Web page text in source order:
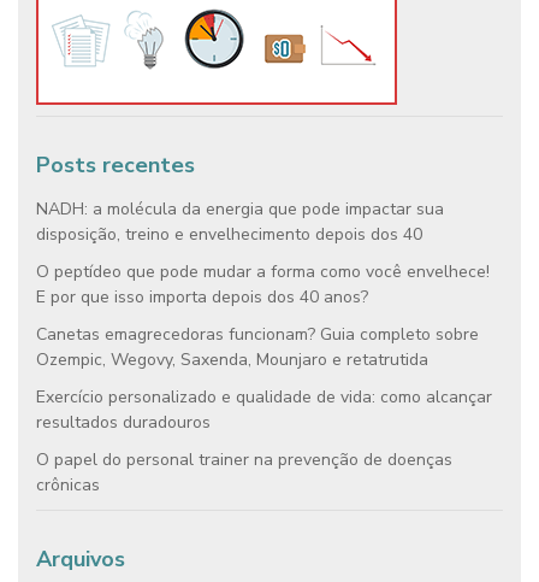
Posts recentes
NADH: a molécula da energia que pode impactar sua
disposição, treino e envelhecimento depois dos 40
O peptídeo que pode mudar a forma como você envelhece!
E por que isso importa depois dos 40 anos?
Canetas emagrecedoras funcionam? Guia completo sobre
Ozempic, Wegovy, Saxenda, Mounjaro e retatrutida
Exercício personalizado e qualidade de vida: como alcançar
resultados duradouros
O papel do personal trainer na prevenção de doenças
crônicas
Arquivos